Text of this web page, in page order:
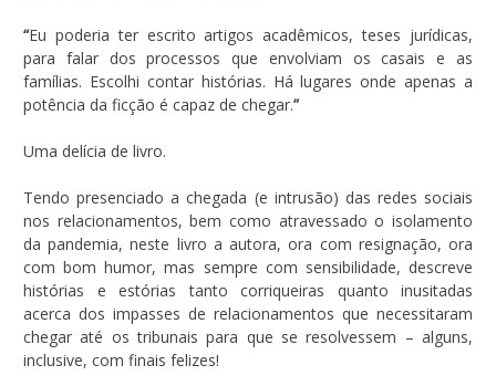
“Eu poderia ter escrito artigos acadêmicos, teses jurídicas,
para falar dos processos que envolviam os casais e as
famílias. Escolhi contar histórias. Há lugares onde apenas a
potência da ficção é capaz de chegar.”
Uma delícia de livro.
Tendo presenciado a chegada (e intrusão) das redes sociais
nos relacionamentos, bem como atravessado o isolamento
da pandemia, neste livro a autora, ora com resignação, ora
com bom humor, mas sempre com sensibilidade, descreve
histórias e estórias tanto corriqueiras quanto inusitadas
acerca dos impasses de relacionamentos que necessitaram
chegar até os tribunais para que se resolvessem – alguns,
inclusive, com finais felizes!